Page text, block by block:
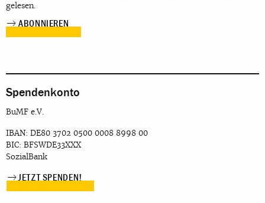
gelesen.
Spendenkonto
BuMF e.V.
IBAN: DE80 3702 0500 0008 8998 00
BIC: BFSWDE33XXX
SozialBank
JETZT SPENDEN!